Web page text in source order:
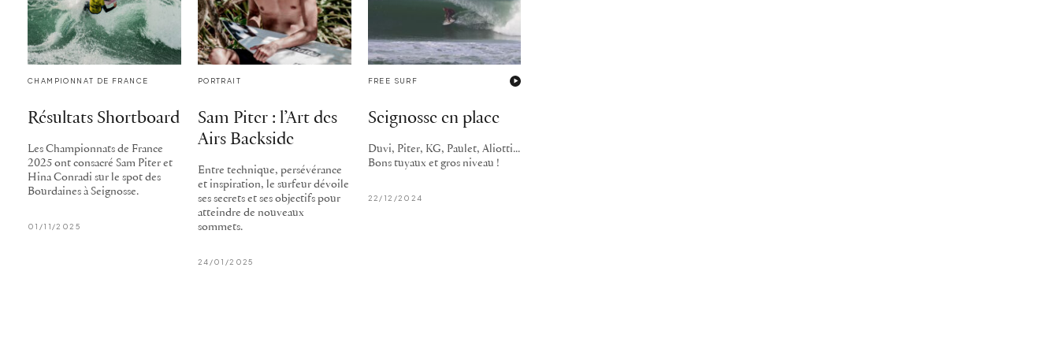
CHAMPIONNAT DE FRANCE
Résultats Shortboard
Les Championnats de France
2025 ont consacré Sam Piter et
Hina Conradi sur le spot des
Bourdaines à Seignosse.
01/11/2025
PORTRAIT
Sam Piter : l’Art des
Airs Backside
Entre technique, persévérance
et inspiration, le surfeur dévoile
ses secrets et ses objectifs pour
atteindre de nouveaux
sommets.
24/01/2025
FREE SURF
Seignosse en place
Duvi, Piter, KG, Paulet, Aliotti...
Bons tuyaux et gros niveau !
22/12/2024